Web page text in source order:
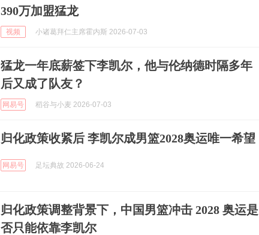
390万加盟猛龙
视频 小诸葛拜仁主席霍内斯 2026-07-03
猛龙一年底薪签下李凯尔，他与伦纳德时隔多年
后又成了队友？
网易号 稻谷与小麦 2026-07-03
归化政策收紧后 李凯尔成男篮2028奥运唯一希望
网易号 足坛典故 2026-06-24
归化政策调整背景下，中国男篮冲击 2028 奥运是
否只能依靠李凯尔